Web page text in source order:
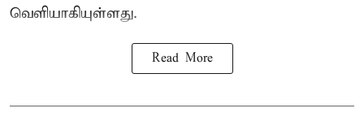
வெளியாகியுள்ளது.
Read More